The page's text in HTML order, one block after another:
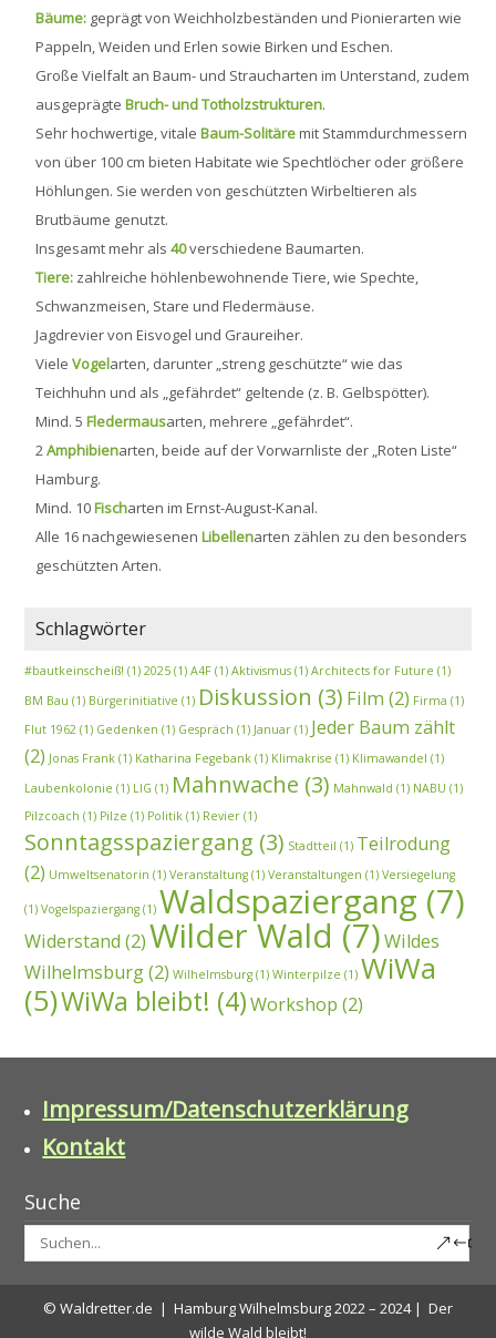
Bäume: geprägt von Weichholzbeständen und Pionierarten wie
Pappeln, Weiden und Erlen sowie Birken und Eschen.
Große Vielfalt an Baum- und Straucharten im Unterstand, zudem
ausgeprägteBruch- und Totholzstrukturen.
Sehr hochwertige, vitaleBaum-Solitäremit Stammdurchmessern
von über 100 cm bieten Habitate wie Spechtlöcher oder größere
Höhlungen. Sie werden von geschützten Wirbeltieren als
Brutbäume genutzt.
Insgesamt mehr als40verschiedene Baumarten.
Tiere: zahlreiche höhlenbewohnende Tiere, wie Spechte,
Schwanzmeisen, Stare und Fledermäuse.
Jagdrevier von Eisvogel und Graureiher.
VieleVogelarten, darunter „streng geschützte“ wie das
Teichhuhn und als „gefährdet“ geltende (z. B. Gelbspötter).
Mind. 5Fledermausarten, mehrere „gefährdet“.
2Amphibienarten, beide auf der Vorwarnliste der „Roten Liste“
Hamburg.
Mind. 10Fischarten im Ernst-August-Kanal.
Alle 16 nachgewiesenen Libellenarten zählen zu den besonders
geschützten Arten.
Schlagwörter
#bautkeinscheiß! (1) 2025 (1) A4F (1) Aktivismus (1) Architects for Future (1)
BM Bau (1) Bürgerinitiative (1) Diskussion (3) Film (2) Firma (1)
Flut 1962 (1) Gedenken (1) Gespräch (1) Januar (1) Jeder Baum zählt
(2) Jonas Frank (1) Katharina Fegebank (1) Klimakrise (1) Klimawandel (1)
Laubenkolonie (1) LIG (1) Mahnwache (3) Mahnwald (1) NABU (1)
Pilzcoach (1) Pilze (1) Politik (1) Revier (1)
Sonntagsspaziergang (3) Stadtteil (1) Teilrodung
(2) Umweltsenatorin (1) Veranstaltung (1) Veranstaltungen (1) Versiegelung
(1) Vogelspaziergang (1) Waldspaziergang (7)
Widerstand (2) Wilder Wald (7) Wildes
Wilhelmsburg(2) Wilhelmsburg (1) Winterpilze (1) WiWa
(5)WiWa bleibt! (4) Workshop (2)
Impressum/Datenschutzerklärung
Kontakt
Suche
© Waldretter.de | Hamburg Wilhelmsburg 2022 – 2024 | Der
wilde Wald bleibt!